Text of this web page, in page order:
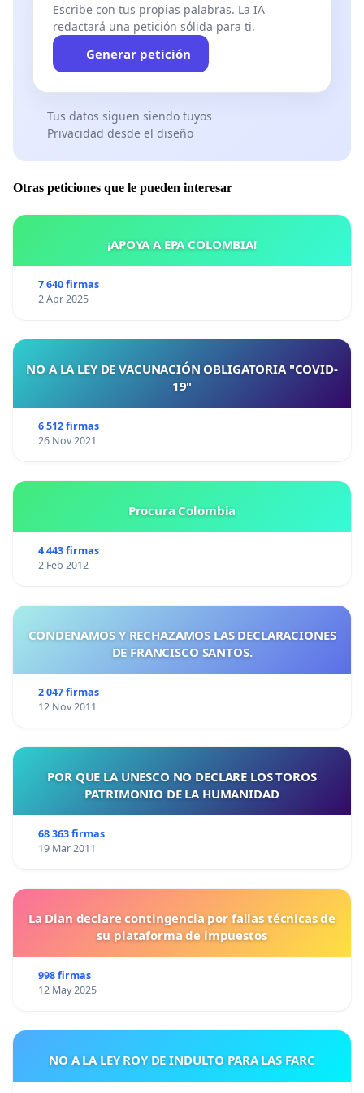
Escribe con tus propias palabras. La IA
redactará una petición sólida para ti.
Generar petición
Tus datos siguen siendo tuyos
Privacidad desde el diseño
Otras peticiones que le pueden interesar
¡APOYA A EPA COLOMBIA!
7 640 firmas
2 Apr 2025
NO A LA LEY DE VACUNACIÓN OBLIGATORIA "COVID-
19"
6 512 firmas
26 Nov 2021
Procura Colombia
4 443 firmas
2 Feb 2012
CONDENAMOS Y RECHAZAMOS LAS DECLARACIONES
DE FRANCISCO SANTOS.
2 047 firmas
12 Nov 2011
POR QUE LA UNESCO NO DECLARE LOS TOROS
PATRIMONIO DE LA HUMANIDAD
68 363 firmas
19 Mar 2011
La Dian declare contingencia por fallas técnicas de
su plataforma de impuestos
998 firmas
12 May 2025
NO A LA LEY ROY DE INDULTO PARA LAS FARC